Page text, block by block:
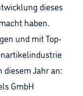
dieses
haben.
und mit Top-
diesem Jahr an:
GmbH